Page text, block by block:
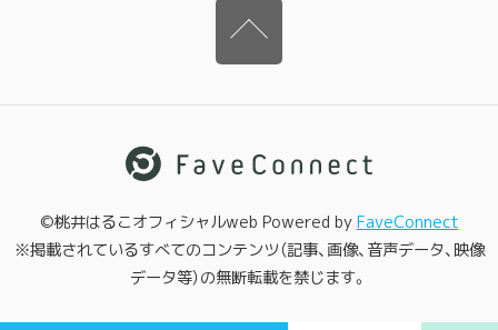
©桃井はるこオフィシャルweb Powered by FaveConnect
※掲載されているすべてのコンテンツ（記事、画像、音声データ、映像
データ等）の無断転載を禁じます。